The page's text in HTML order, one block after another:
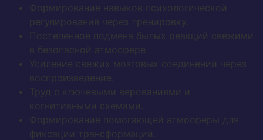
Формирование навыков психологической
регулирования через тренировку.
Постепенное подмена былых реакций свежими
в безопасной атмосфере.
Усиление свежих мозговых соединений через
воспроизведение.
Труд с ключевыми верованиями и
когнитивными схемами.
Формирование помогающей атмосферы для
фиксации трансформаций.